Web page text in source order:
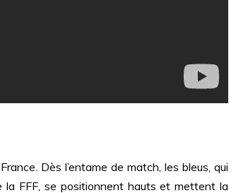
Dès l’entame de match, les bleus, qui
FFF, se positionnent hauts et mettent la